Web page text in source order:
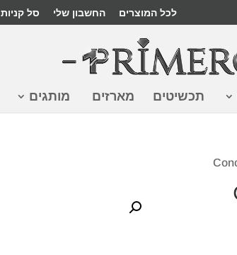
לכל המוצרים החשבון שלי סל קניות
תכשיטים מארזים מותגים